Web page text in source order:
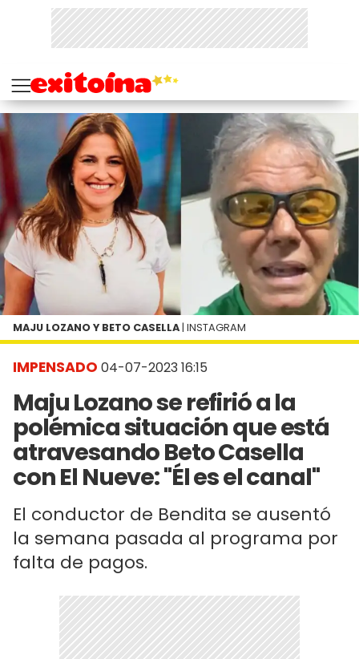
IMPENSADO 04-07-2023 16:15
Maju Lozano se refirió a la
polémica situación que está
atravesando Beto Casella
con El Nueve: "Él es el canal"
El conductor de Bendita se ausentó
la semana pasada al programa por
falta de pagos.
MAJU LOZANO Y BETO CASELLA | INSTAGRAM